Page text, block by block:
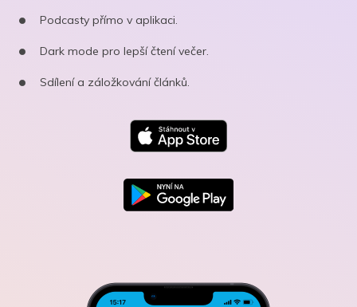
Podcasty přímo v aplikaci.
Dark mode pro lepší čtení večer.
Sdílení a záložkování článků.